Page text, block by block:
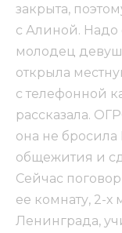
закрыта,
с Алиной. Надо
молодец
открыла
с телефонной
рассказала.
она не
общежития и
Сейчас
ее комнату, 2-х
Ленинграда,